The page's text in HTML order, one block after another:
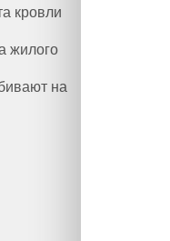
кровли
жилого
на